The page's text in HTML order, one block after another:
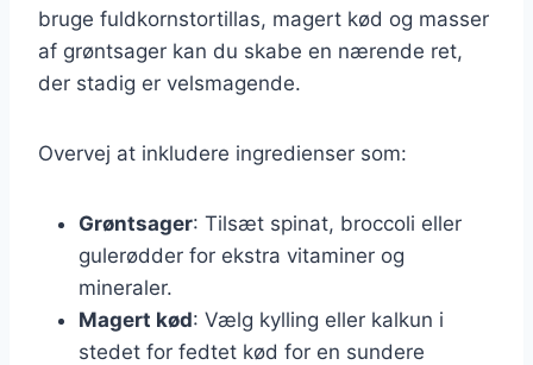
bruge fuldkornstortillas, magert kød og masser
af grøntsager kan du skabe en nærende ret,
der stadig er velsmagende.
Overvej at inkludere ingredienser som:
Grøntsager: Tilsæt spinat, broccoli eller
gulerødder for ekstra vitaminer og
mineraler.
Magert kød: Vælg kylling eller kalkun i
stedet for fedtet kød for en sundere